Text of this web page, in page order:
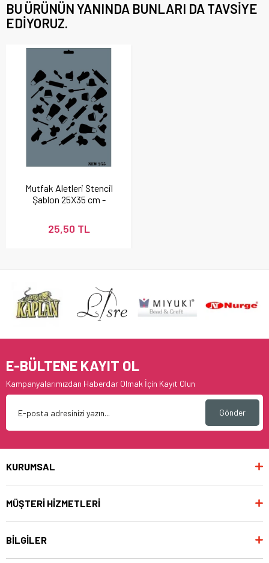
BU ÜRÜNÜN YANINDA BUNLARI DA TAVSIYE
EDIYORUZ.
Mutfak Aletleri Stencil
Şablon 25X35 cm -
25,50 TL
E-BÜLTENE KAYIT OL
Kampanyalarımızdan Haberdar Olmak İçin Kayıt Olun
Gönder
KURUMSAL
MÜŞTERİ HİZMETLERİ
BİLGİLER